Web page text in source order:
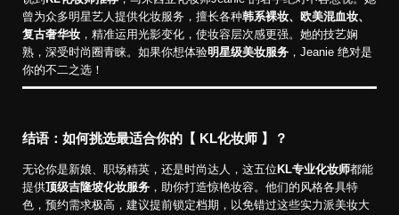
曾为众多明星艺人提供化妆服务，擅长各种韩系裸妆、欧美混血妆、
复古奢华妆 ，精准运用光影变化，使妆容层次感更强。她的技艺娴
熟，深受时尚圈青睐。如果你想体验明星级美妆服务 ，Jeanie 绝对是
你的不二之选！
结语：如何挑选最适合你的【 KL化妆师 】？
无论你是新娘、职场精英，还是时尚达人，这五位 KL专业化妆师都能
提供顶级吉隆坡化妆服务 ，助你打造惊艳妆容。他们的风格各具特
色，预约需求极高，建议提前锁定档期，以免错过这些实力派美妆大